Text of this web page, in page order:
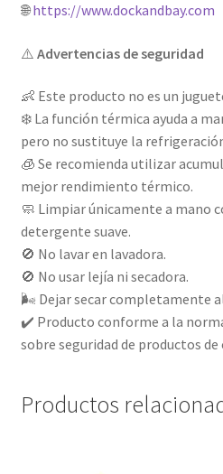
🌐https://www.dockandbay.com
⚠️ Advertencias de seguridad
👶 Este producto no es un
❄️ La función térmica ayuda a
pero no sustituye la
🧊 Se recomienda utilizar
mejor rendimiento térmico.
🧼 Limpiar únicamente a mano
detergente suave.
🚫 No lavar en lavadora.
🚫 No usar lejía ni secadora.
🌬️ Dejar secar completamente
✔️ Producto conforme a la
sobre seguridad de productos de
Productos